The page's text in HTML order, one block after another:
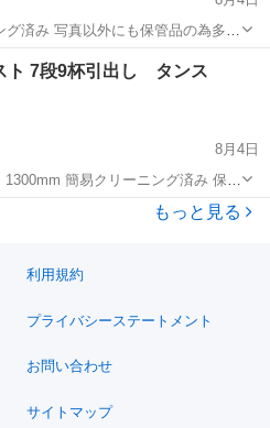
姿見
7段9杯引出し タンス
8月4日
ング済み 保管
綺麗な商品です。 ◎基本的に
。 中古品となりますので...
もっと見る
利用規約
プライバシーステートメント
お問い合わせ
サイトマップ